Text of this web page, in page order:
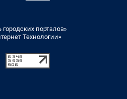
порталов»
Технологии»